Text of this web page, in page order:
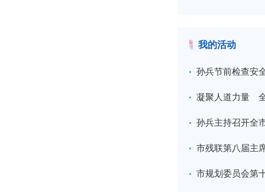
我的活动
孙兵节前检查安
凝聚人道力量
孙兵主持召开全
市残联第八届主
市规划委员会第